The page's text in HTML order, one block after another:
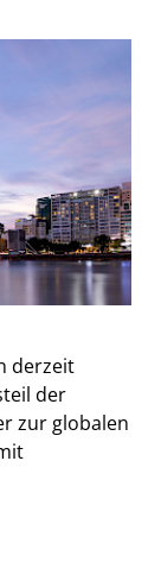
derzeit
der
zur globalen